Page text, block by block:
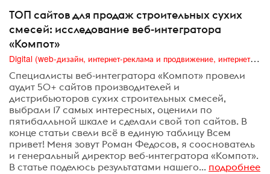
ТОП сайтов для продаж строительных сухих
смесей: исследование веб-интегратора
«Компот»
Digital (web-дизайн, интернет-реклама и продвижение, интернет-сообщества и блоги, интернет-коммуникации, мобильный маркетинг, реклама на цифровых экранах)
Специалисты веб-интегратора «Компот» провели
аудит 50+ сайтов производителей и
дистрибьюторов сухих строительных смесей,
выбрали 17 самых интересных, оценили по
пятибалльной шкале и сделали свой топ сайтов. В
конце статьи свели всё в единую таблицу Всем
привет! Меня зовут Роман Федосов, я сооснователь
и генеральный директор веб-интегратора «Компот».
В статье поделюсь результатами нашего... подробнее